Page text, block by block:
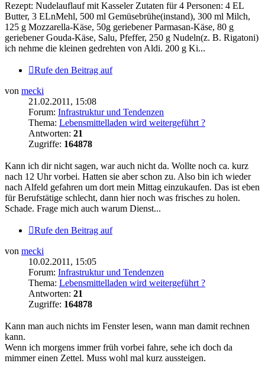
Rezept: Nudelauflauf mit Kasseler Zutaten für 4 Personen: 4 EL
Butter, 3 ELnMehl, 500 ml Gemüsebrühe(instand), 300 ml Milch,
125 g Mozzarella-Käse, 50g geriebener Parmasan-Käse, 80 g
geriebener Gouda-Käse, Salu, Pfeffer, 250 g Nudeln(z. B. Rigatoni)
ich nehme die kleinen gedrehten von Aldi. 200 g Ki...
Rufe den Beitrag auf
von mecki
21.02.2011, 15:08
Forum: Infrastruktur und Tendenzen
Thema: Lebensmittelladen wird weitergeführt ?
Antworten: 21
Zugriffe: 164878
Kann ich dir nicht sagen, war auch nicht da. Wollte noch ca. kurz
nach 12 Uhr vorbei. Hatten sie aber schon zu. Also bin ich wieder
nach Alfeld gefahren um dort mein Mittag einzukaufen. Das ist eben
für Berufstätige schlecht, dann hier noch was frisches zu holen.
Schade. Frage mich auch warum Dienst...
Rufe den Beitrag auf
von mecki
10.02.2011, 15:05
Forum: Infrastruktur und Tendenzen
Thema: Lebensmittelladen wird weitergeführt ?
Antworten: 21
Zugriffe: 164878
Kann man auch nichts im Fenster lesen, wann man damit rechnen
kann.
Wenn ich morgens immer früh vorbei fahre, sehe ich doch da
mimmer einen Zettel. Muss wohl mal kurz aussteigen.